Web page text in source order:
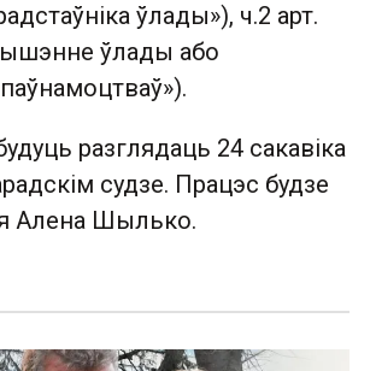
ўлады»), ч.2 арт.
ўлады або
разглядаць 24 сакавіка
судзе. Працэс будзе
Алена Шылько.